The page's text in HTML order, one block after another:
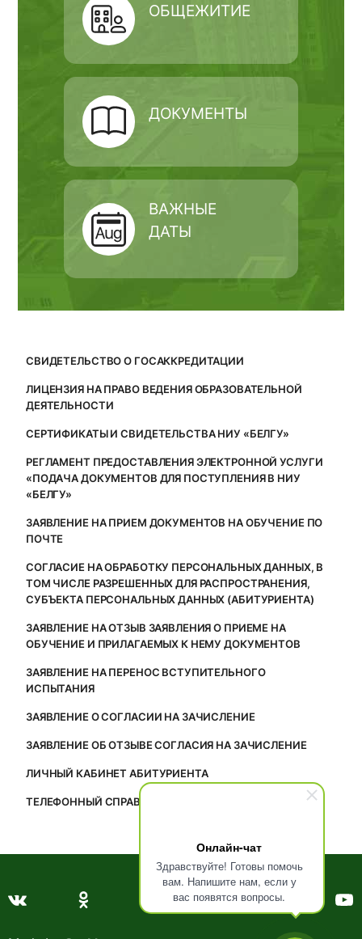
Онлайн-чат
Здравствуйте! Готовы помочь
вам. Напишите нам, если у
вас появятся вопросы.
ОБЩЕЖИТИЕ
ДОКУМЕНТЫ
ВАЖНЫЕ
ДАТЫ
СВИДЕТЕЛЬСТВО О ГОСАККРЕДИТАЦИИ
ЛИЦЕНЗИЯ НА ПРАВО ВЕДЕНИЯ ОБРАЗОВАТЕЛЬНОЙ
ДЕЯТЕЛЬНОСТИ
СЕРТИФИКАТЫ И СВИДЕТЕЛЬСТВА НИУ «БЕЛГУ»
РЕГЛАМЕНТ ПРЕДОСТАВЛЕНИЯ ЭЛЕКТРОННОЙ УСЛУГИ
«ПОДАЧА ДОКУМЕНТОВ ДЛЯ ПОСТУПЛЕНИЯ В НИУ
«БЕЛГУ»
ЗАЯВЛЕНИЕ НА ПРИЕМ ДОКУМЕНТОВ НА ОБУЧЕНИЕ ПО
ПОЧТЕ
СОГЛАСИЕ НА ОБРАБОТКУ ПЕРСОНАЛЬНЫХ ДАННЫХ, В
ТОМ ЧИСЛЕ РАЗРЕШЕННЫХ ДЛЯ РАСПРОСТРАНЕНИЯ,
СУБЪЕКТА ПЕРСОНАЛЬНЫХ ДАННЫХ (АБИТУРИЕНТА)
ЗАЯВЛЕНИЕ НА ОТЗЫВ ЗАЯВЛЕНИЯ О ПРИЕМЕ НА
ОБУЧЕНИЕ И ПРИЛАГАЕМЫХ К НЕМУ ДОКУМЕНТОВ
ЗАЯВЛЕНИЕ НА ПЕРЕНОС ВСТУПИТЕЛЬНОГО
ИСПЫТАНИЯ
ЗАЯВЛЕНИЕ О СОГЛАСИИ НА ЗАЧИСЛЕНИЕ
ЗАЯВЛЕНИЕ ОБ ОТЗЫВЕ СОГЛАСИЯ НА ЗАЧИСЛЕНИЕ
ЛИЧНЫЙ КАБИНЕТ АБИТУРИЕНТА
ТЕЛЕФОННЫЙ СПРАВОЧНИК